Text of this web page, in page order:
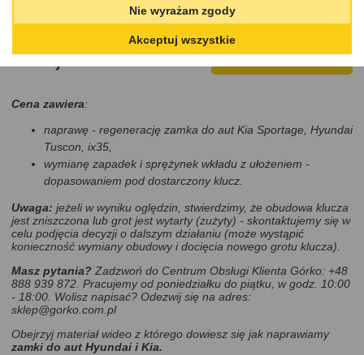
Cena
299,00 PLN DODAJ DO KOSZYKA
Cena zawiera:
naprawę - regenerację zamka do aut Kia Sportage, Hyundai
Tuscon, ix35,
wymianę zapadek i sprężynek wkładu z ułożeniem -
dopasowaniem pod dostarczony klucz.
Uwaga: jeżeli w wyniku oględzin, stwierdzimy, że obudowa klucza
jest zniszczona lub grot jest wytarty (zużyty) - skontaktujemy się w
celu podjęcia decyzji o dalszym działaniu (może wystąpić
konieczność wymiany obudowy i docięcia nowego grotu klucza).
Masz pytania? Zadzwoń do Centrum Obsługi Klienta Górko: +48
888 939 872. Pracujemy od poniedziałku do piątku, w godz. 10:00
- 18:00. Wolisz napisać? Odezwij się na adres:
sklep@gorko.com.pl
Obejrzyj materiał wideo z którego dowiesz się jak naprawiamy
zamki do aut Hyundai i Kia.
Nie wyrażam zgody
Akceptuj wszystkie